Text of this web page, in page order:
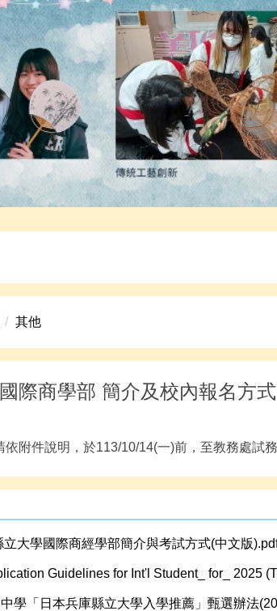
高中美術班招生資訊。
其他
際商學部 簡介及校內報名方式
附件說明，於113/10/14(一)前，至教務處試務
大學國際商經學部簡介與考試方式(中文版
Guidelines for Int'l Student_ for_ 2025
學「日本兵庫縣立大學入學推薦」甄選辦法